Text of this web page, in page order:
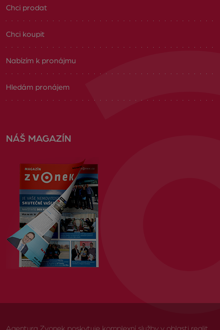
Chci prodat
Chci koupit
Nabízím k pronájmu
Hledám pronájem
NÁŠ MAGAZÍN
Agentura Zvonek poskytuje komplexní služby v oblasti realit,